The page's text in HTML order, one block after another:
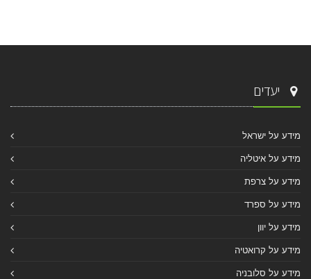
יעדים
מידע על ישראל
מידע על איטליה
מידע על צרפת
מידע על ספרד
מידע על יוון
מידע על קרואטיה
מידע על סלובניה